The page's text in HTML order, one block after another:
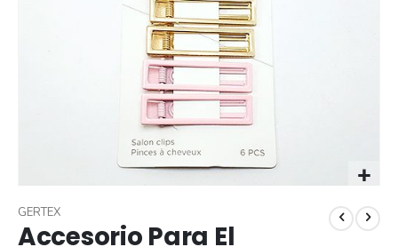
to
the
Accesorio Para El
GERTEX